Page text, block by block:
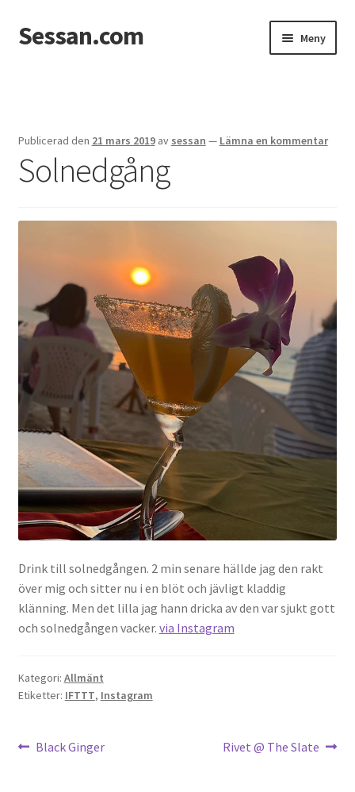
Hoppa
till
Hoppa
till
Sessan.com Meny
Integritetspolicy
Förlovning
Från Photoboothet
Gästgalleri
Information
Klädkod: Mörk kostym
Vigseln: Maria Magdalena Kyrka
Festen: Villa Ludvigsberg
Toastmaster
Barn?
OSA
Publicerad den 21 mars 2019 av sessan — Lämna en kommentar
Solnedgång
Drink till solnedgången. 2 min senare hällde jag den rakt
över mig och sitter nu i en blöt och jävligt kladdig
klänning. Men det lilla jag hann dricka av den var sjukt gott
och solnedgången vacker. via Instagram
Kategori: Allmänt
Etiketter: IFTTT, Instagram
Inläggsnavigering
Föregående
Black Ginger
Nästa
Rivet @ The Slate